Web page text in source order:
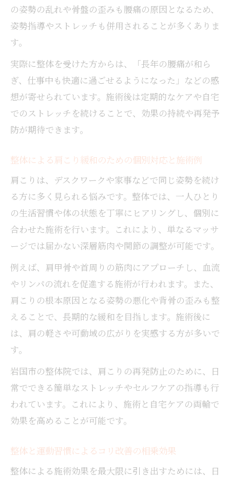
の姿勢の乱れや骨盤の歪みも腰痛の原因となるため、
姿勢指導やストレッチも併用されることが多くありま
す。
実際に整体を受けた方からは、「長年の腰痛が和ら
ぎ、仕事中も快適に過ごせるようになった」などの感
想が寄せられています。施術後は定期的なケアや自宅
でのストレッチを続けることで、効果の持続や再発予
防が期待できます。
整体による肩こり緩和のための個別対応と施術例
肩こりは、デスクワークや家事などで同じ姿勢を続け
る方に多く見られる悩みです。整体では、一人ひとり
の生活習慣や体の状態を丁寧にヒアリングし、個別に
合わせた施術を行います。これにより、単なるマッサ
ージでは届かない深層筋肉や関節の調整が可能です。
例えば、肩甲骨や首周りの筋肉にアプローチし、血流
やリンパの流れを促進する施術が行われます。また、
肩こりの根本原因となる姿勢の悪化や背骨の歪みも整
えることで、長期的な緩和を目指します。施術後に
は、肩の軽さや可動域の広がりを実感する方が多いで
す。
岩国市の整体院では、肩こりの再発防止のために、日
常でできる簡単なストレッチやセルフケアの指導も行
われています。これにより、施術と自宅ケアの両輪で
効果を高めることが可能です。
整体と運動習慣によるコリ改善の相乗効果
整体による施術効果を最大限に引き出すためには、日